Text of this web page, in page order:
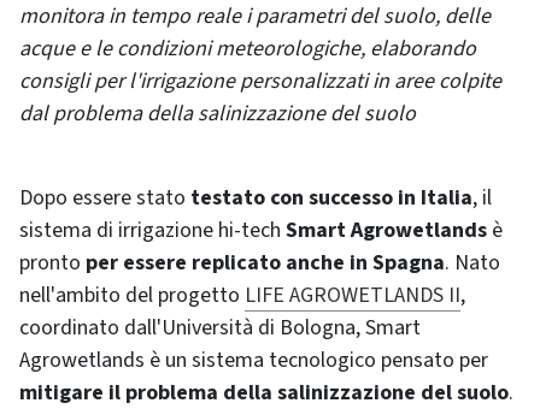
monitora in tempo reale i parametri del suolo, delle
acque e le condizioni meteorologiche, elaborando
consigli per l'irrigazione personalizzati in aree colpite
dal problema della salinizzazione del suolo
Dopo essere stato testato con successo in Italia, il
sistema di irrigazione hi-tech Smart Agrowetlands è
pronto per essere replicato anche in Spagna. Nato
nell'ambito del progetto LIFE AGROWETLANDS II,
coordinato dall'Università di Bologna, Smart
Agrowetlands è un sistema tecnologico pensato per
mitigare il problema della salinizzazione del suolo.